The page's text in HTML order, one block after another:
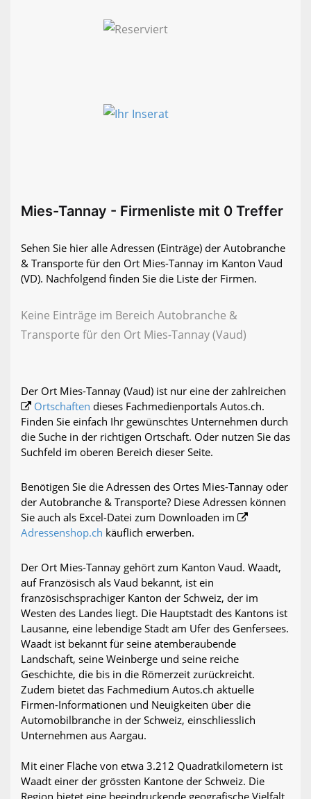
Mies-Tannay - Firmenliste mit 0 Treffer
Sehen Sie hier alle Adressen (Einträge) der Autobranche
& Transporte für den Ort Mies-Tannay im Kanton Vaud
(VD). Nachfolgend finden Sie die Liste der Firmen.
Keine Einträge im Bereich Autobranche &
Transporte für den Ort Mies-Tannay (Vaud)
Der Ort Mies-Tannay (Vaud) ist nur eine der zahlreichen
Ortschaften dieses Fachmedienportals Autos.ch.
Finden Sie einfach Ihr gewünschtes Unternehmen durch
die Suche in der richtigen Ortschaft. Oder nutzen Sie das
Suchfeld im oberen Bereich dieser Seite.
Benötigen Sie die Adressen des Ortes Mies-Tannay oder
der Autobranche & Transporte? Diese Adressen können
Sie auch als Excel-Datei zum Downloaden im
Adressenshop.ch käuflich erwerben.
Der Ort Mies-Tannay gehört zum Kanton Vaud. Waadt,
auf Französisch als Vaud bekannt, ist ein
französischsprachiger Kanton der Schweiz, der im
Westen des Landes liegt. Die Hauptstadt des Kantons ist
Lausanne, eine lebendige Stadt am Ufer des Genfersees.
Waadt ist bekannt für seine atemberaubende
Landschaft, seine Weinberge und seine reiche
Geschichte, die bis in die Römerzeit zurückreicht.
Zudem bietet das Fachmedium Autos.ch aktuelle
Firmen-Informationen und Neuigkeiten über die
Automobilbranche in der Schweiz, einschliesslich
Unternehmen aus Aargau.
Mit einer Fläche von etwa 3.212 Quadratkilometern ist
Waadt einer der grössten Kantone der Schweiz. Die